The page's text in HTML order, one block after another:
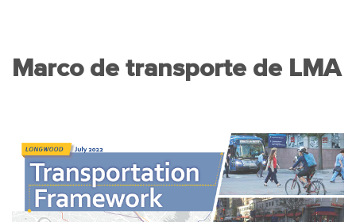
Marco de transporte de LMA